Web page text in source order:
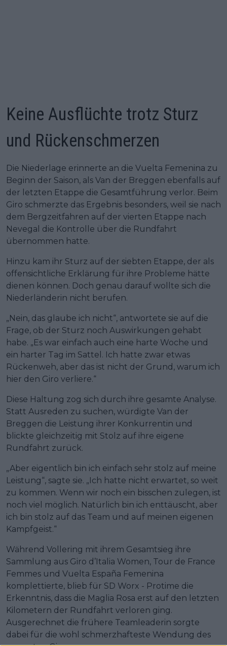
Keine Ausflüchte trotz Sturz
und Rückenschmerzen
Die Niederlage erinnerte an die Vuelta Femenina zu
Beginn der Saison, als Van der Breggen ebenfalls auf
der letzten Etappe die Gesamtführung verlor. Beim
Giro schmerzte das Ergebnis besonders, weil sie nach
dem Bergzeitfahren auf der vierten Etappe nach
Nevegal die Kontrolle über die Rundfahrt
übernommen hatte.
Hinzu kam ihr Sturz auf der siebten Etappe, der als
offensichtliche Erklärung für ihre Probleme hätte
dienen können. Doch genau darauf wollte sich die
Niederländerin nicht berufen.
„Nein, das glaube ich nicht“, antwortete sie auf die
Frage, ob der Sturz noch Auswirkungen gehabt
habe. „Es war einfach auch eine harte Woche und
ein harter Tag im Sattel. Ich hatte zwar etwas
Rückenweh, aber das ist nicht der Grund, warum ich
hier den Giro verliere.“
Diese Haltung zog sich durch ihre gesamte Analyse.
Statt Ausreden zu suchen, würdigte Van der
Breggen die Leistung ihrer Konkurrentin und
blickte gleichzeitig mit Stolz auf ihre eigene
Rundfahrt zurück.
„Aber eigentlich bin ich einfach sehr stolz auf meine
Leistung“, sagte sie. „Ich hatte nicht erwartet, so weit
zu kommen. Wenn wir noch ein bisschen zulegen, ist
noch viel möglich. Natürlich bin ich enttäuscht, aber
ich bin stolz auf das Team und auf meinen eigenen
Kampfgeist.“
Während Vollering mit ihrem Gesamtsieg ihre
Sammlung aus Giro d’Italia Women, Tour de France
Femmes und Vuelta España Femenina
komplettierte, blieb für SD Worx - Protime die
Erkenntnis, dass die Maglia Rosa erst auf den letzten
Kilometern der Rundfahrt verloren ging.
Ausgerechnet die frühere Teamleaderin sorgte
dabei für die wohl schmerzhafteste Wendung des